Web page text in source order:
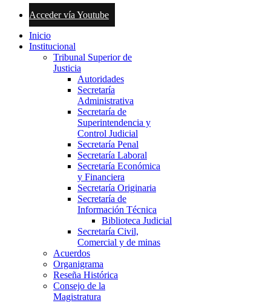
Acceder vía Youtube
Inicio
Institucional
Tribunal Superior de
Justicia
Autoridades
Secretaría
Administrativa
Secretaría de
Superintendencia y
Control Judicial
Secretaría Penal
Secretaría Laboral
Secretaría Económica
y Financiera
Secretaría Originaria
Secretaría de
Información Técnica
Biblioteca Judicial
Secretaría Civil,
Comercial y de minas
Acuerdos
Organigrama
Reseña Histórica
Consejo de la
Magistratura